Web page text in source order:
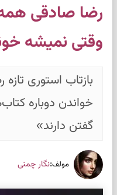
رضا صادقی همه
وقتی نمیشه
بازتاب استوری
خواندن دوباره
گفتن دارند»
مولف:نگار چمنی